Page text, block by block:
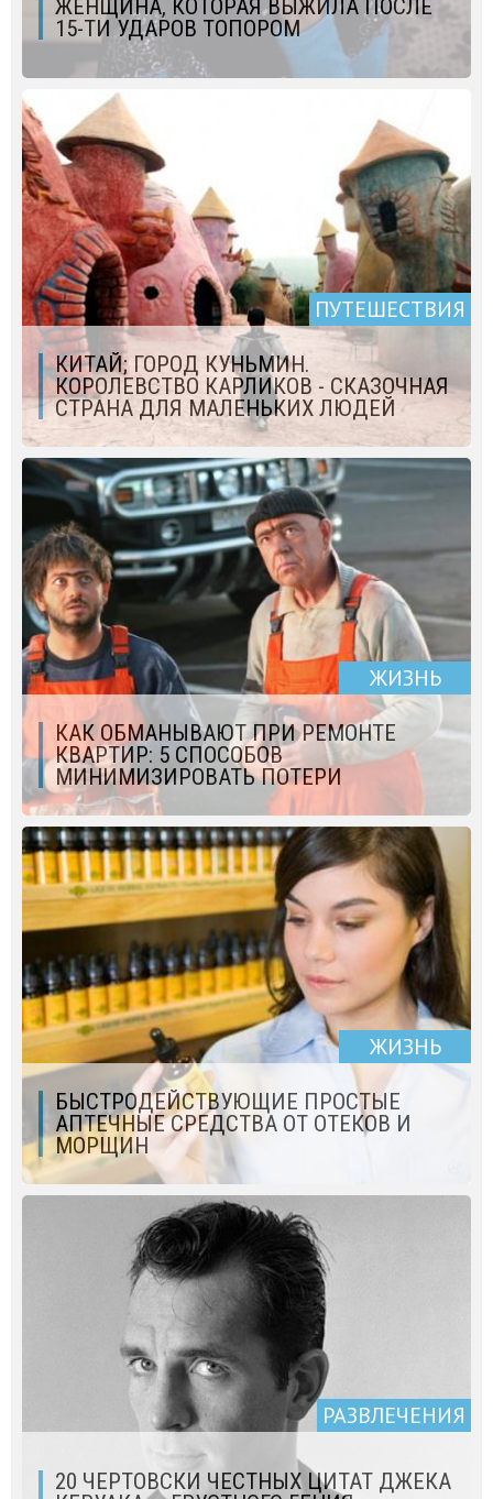
ЖЕНЩИНА, КОТОРАЯ ВЫЖИЛА ПОСЛЕ
15-ТИ УДАРОВ ТОПОРОМ
ПУТЕШЕСТВИЯ
КИТАЙ; ГОРОД КУНЬМИН.
КОРОЛЕВСТВО КАРЛИКОВ - СКАЗОЧНАЯ
СТРАНА ДЛЯ МАЛЕНЬКИХ ЛЮДЕЙ
ЖИЗНЬ
КАК ОБМАНЫВАЮТ ПРИ РЕМОНТЕ
КВАРТИР: 5 СПОСОБОВ
МИНИМИЗИРОВАТЬ ПОТЕРИ
ЖИЗНЬ
БЫСТРОДЕЙСТВУЮЩИЕ ПРОСТЫЕ
АПТЕЧНЫЕ СРЕДСТВА ОТ ОТЕКОВ И
МОРЩИН
РАЗВЛЕЧЕНИЯ
20 ЧЕРТОВСКИ ЧЕСТНЫХ ЦИТАТ ДЖЕКА